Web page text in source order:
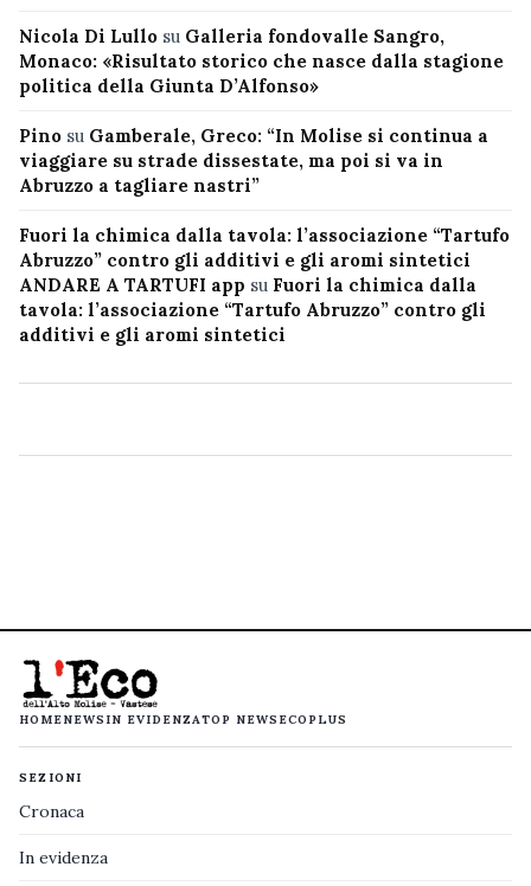
Nicola Di Lullo su Galleria fondovalle Sangro,
Monaco: «Risultato storico che nasce dalla stagione
politica della Giunta D’Alfonso»
Pino su Gamberale, Greco: “In Molise si continua a
viaggiare su strade dissestate, ma poi si va in
Abruzzo a tagliare nastri”
Fuori la chimica dalla tavola: l’associazione “Tartufo
Abruzzo” contro gli additivi e gli aromi sintetici
ANDARE A TARTUFI app su Fuori la chimica dalla
tavola: l’associazione “Tartufo Abruzzo” contro gli
additivi e gli aromi sintetici
HOMENEWS IN EVIDENZATOP NEWS ECOPLUS
SEZIONI
Cronaca
In evidenza